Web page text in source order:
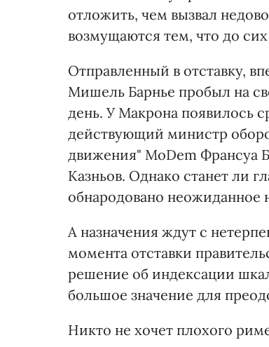
отложить, чем вызвал
возмущаются тем, что до
Отправленный в отставку,
Мишель Барнье пробыл на
день. У Макрона появилось
действующий министр
движения" MoDem Франсуа
Казньов. Однако станет ли
обнародовано неожиданное
А назначения ждут с
момента отставки
решение об индексации
большое значение для
Никто не хочет плохого